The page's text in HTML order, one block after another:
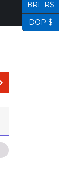
BRL R$
DOP $